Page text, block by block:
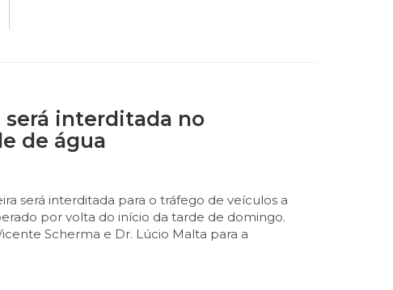
será interditada no
de água
será interditada para o tráfego de veículos a
por volta do início da tarde de domingo.
Scherma e Dr. Lúcio Malta para a